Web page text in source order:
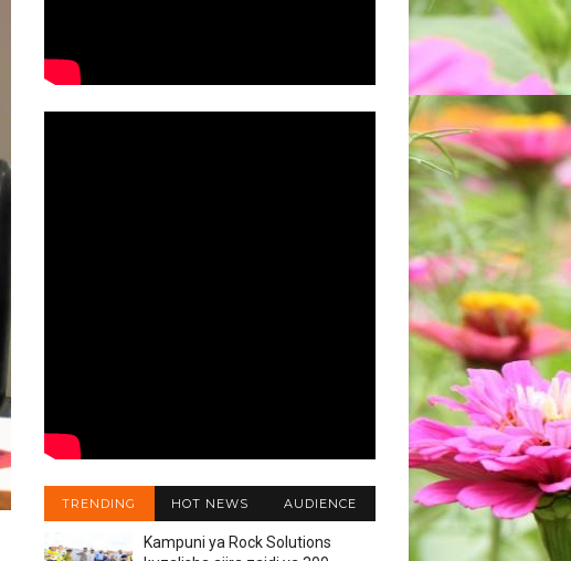
TRENDING HOT NEWS AUDIENCE
Kampuni ya Rock Solutions